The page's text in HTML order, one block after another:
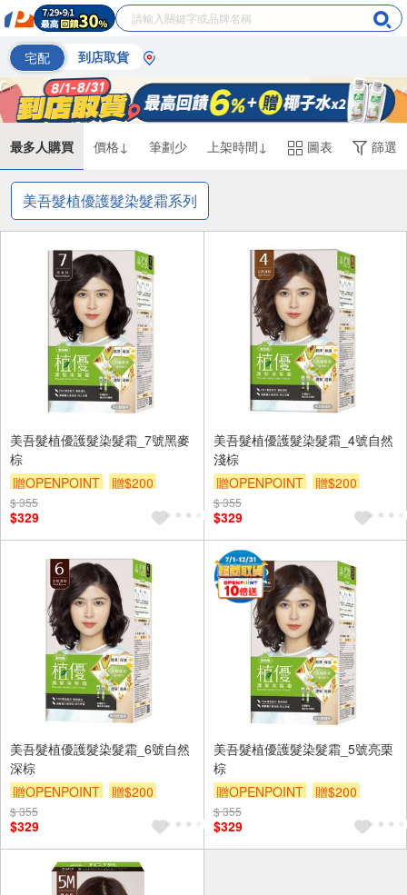
宅配 到店取貨
最多人購買 價格↓ 筆劃少 上架時間↓ 圖表 篩選
美吾髮植優護髮染髮霜系列
美吾髮植優護髮染髮霜_7號黑麥
棕
贈OPENPOINT
贈$200
$ 355
$329
美吾髮植優護髮染髮霜_4號自然
淺棕
贈OPENPOINT
贈$200
$ 355
$329
美吾髮植優護髮染髮霜_6號自然
深棕
贈OPENPOINT
贈$200
$ 355
$329
美吾髮植優護髮染髮霜_5號亮栗
棕
贈OPENPOINT
贈$200
$ 355
$329